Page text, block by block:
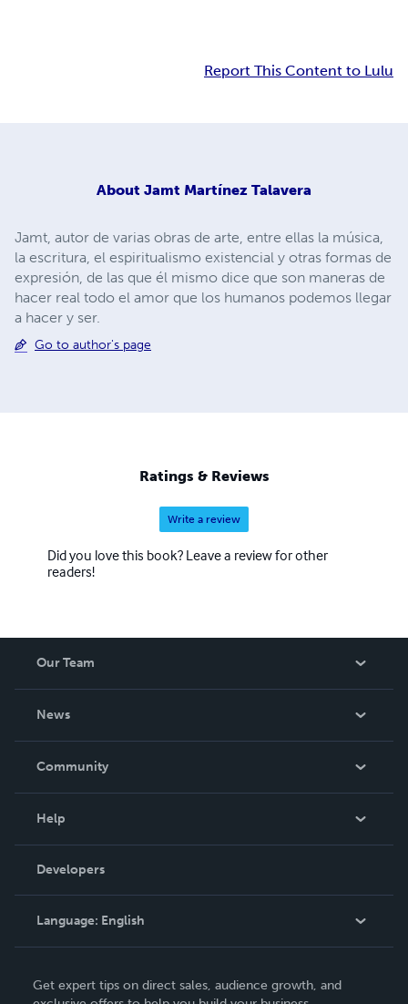
Report This Content to Lulu
About Jamt Martínez Talavera
Jamt, autor de varias obras de arte, entre ellas la música,
la escritura, el espiritualismo existencial y otras formas de
expresión, de las que él mismo dice que son maneras de
hacer real todo el amor que los humanos podemos llegar
a hacer y ser.
Go to author's page
Ratings & Reviews
Write a review
Did you love this book? Leave a review for other
readers!
Our Team
News
In The News
Community
Podcast
Help
Order Lookup
Knowledge Base
Contact Support
Developers
Language: English
Deutsch
Get expert tips on direct sales, audience growth, and